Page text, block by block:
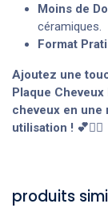
Moins de
céramiques.
Format
Ajoutez une
Plaque Cheveux
cheveux en une
utilisation ! 💕👱‍♀️
produits